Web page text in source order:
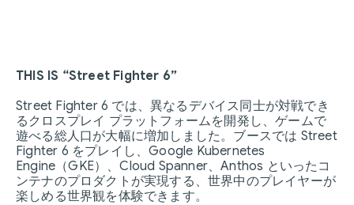
THIS IS “Street Fighter 6”
Street Fighter 6 では、異なるデバイス同士が対戦でき
るクロスプレイ プラットフォームを開発し、ゲームで
遊べる総人口が大幅に増加しました。ブースでは Street
Fighter 6 をプレイし、Google Kubernetes
Engine（GKE）、Cloud Spanner、Anthos といったコ
ンテナのプロダクトが実現する、世界中のプレイヤーが
楽しめる世界観を体験できます。